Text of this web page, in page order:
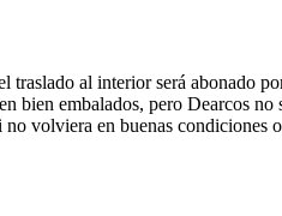
traslado al interior será abonado
bien embalados, pero Dearcos
volviera en buenas